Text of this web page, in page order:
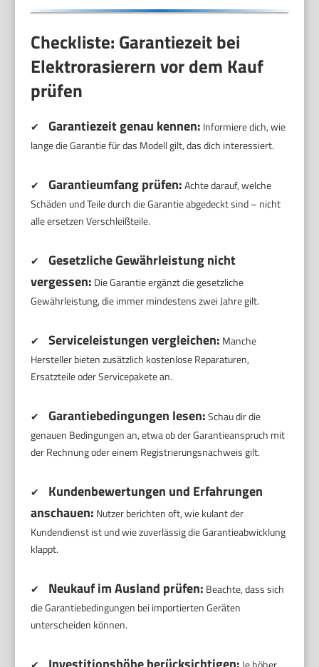
Checkliste: Garantiezeit bei
Elektrorasierern vor dem Kauf
prüfen
✔ Garantiezeit genau kennen: Informiere dich, wie
lange die Garantie für das Modell gilt, das dich interessiert.
✔ Garantieumfang prüfen:Achte darauf, welche
Schäden und Teile durch die Garantie abgedeckt sind – nicht
alle ersetzen Verschleißteile.
✔
Gesetzliche Gewährleistung nicht
vergessen: Die Garantie ergänzt die gesetzliche
Gewährleistung, die immer mindestens zwei Jahre gilt.
✔ Serviceleistungen vergleichen: Manche
Hersteller bieten zusätzlich kostenlose Reparaturen,
Ersatzteile oder Servicepakete an.
✔ Garantiebedingungen lesen:Schau dir die
genauen Bedingungen an, etwa ob der Garantieanspruch mit
der Rechnung oder einem Registrierungsnachweis gilt.
✔
Kundenbewertungen und Erfahrungen
anschauen: Nutzer berichten oft, wie kulant der
Kundendienst ist und wie zuverlässig die Garantieabwicklung
klappt.
✔ Neukauf im Ausland prüfen: Beachte, dass sich
die Garantiebedingungen bei importierten Geräten
unterscheiden können.